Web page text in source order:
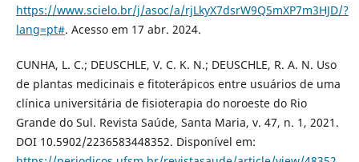
https://www.scielo.br/j/asoc/a/rjLkyX7dsrW9Q5mXP7m3HJD/?
lang=pt#. Acesso em 17 abr. 2024.
CUNHA, L. C.; DEUSCHLE, V. C. K. N.; DEUSCHLE, R. A. N. Uso
de plantas medicinais e fitoterápicos entre usuários de uma
clínica universitária de fisioterapia do noroeste do Rio
Grande do Sul. Revista Saúde, Santa Maria, v. 47, n. 1, 2021.
DOI 10.5902/2236583448352. Disponível em: